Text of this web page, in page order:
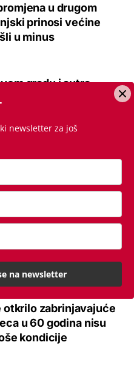
u drugom
prinosi većine
u minus
gradu i sutra
se mogu
toplinskog vala
nastave? Ova
često zbunjuje, a
jednostavan
otkrilo zabrinjavajuće
u 60 godina nisu
kondicije
newsletter za još
na newsletter